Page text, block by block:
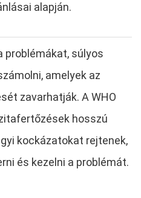
alapján.
problémákat, súlyos
amelyek az
zavarhatják. A WHO
hosszú
kockázatokat rejtenek,
és kezelni a problémát.